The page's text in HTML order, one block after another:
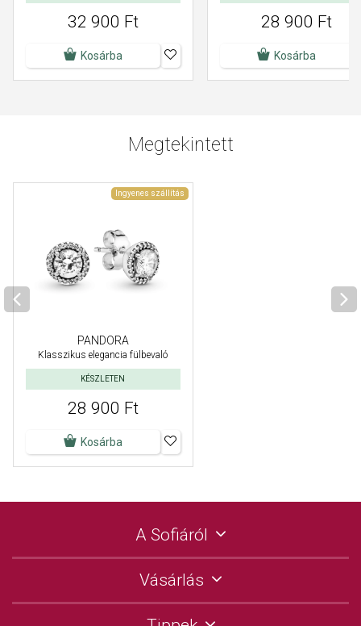
32 900 Ft
Kosárba
28 900 Ft
Kosárba
Megtekintett
Ingyenes szállítás
PANDORA
Klasszikus elegancia fülbevaló
KÉSZLETEN
28 900 Ft
Kosárba
A Sofiáról
Vásárlás